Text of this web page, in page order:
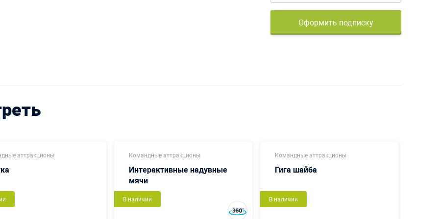
Оформить подписку
аттракционы Командные аттракционы
Интерактивные надувные
мячи
В наличии
Командные аттракционы
Гига шайба
В наличии